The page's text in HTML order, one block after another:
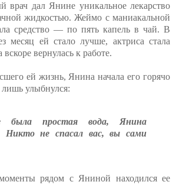
врач дал Янине уникальное лекарство
жидкостью. Жеймо с маниакальной
средство — по пять капель в чай. В
месяц ей стало лучше, актриса стала
вернулась к работе.
ей жизнь, Янина начала его горячо
улыбнулся:
была простая вода, Янина
Никто не спасал вас, вы сами
рядом с Яниной находился ее